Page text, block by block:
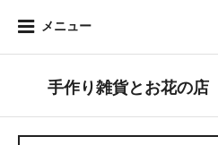
メニュー
手作り雑貨とお花の店